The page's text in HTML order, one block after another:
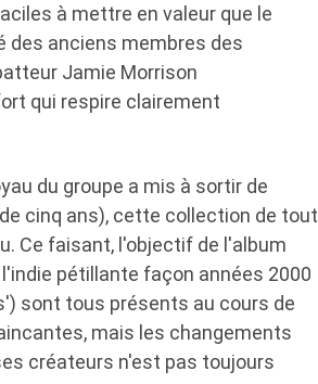
à mettre en valeur que le
des anciens membres des
Jamie Morrison
qui respire clairement
du groupe a mis à sortir de
cinq ans), cette collection de tout
Ce faisant, l'objectif de l'album
pétillante façon années 2000
sont tous présents au cours de
mais les changements
créateurs n'est pas toujours